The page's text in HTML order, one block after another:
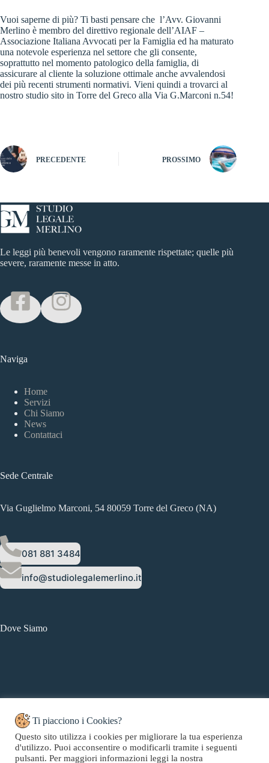
Vuoi saperne di più? Ti basti pensare che l’Avv. Giovanni
Merlino è membro del direttivo regionale dell’AIAF –
Associazione Italiana Avvocati per la Famiglia ed ha maturato
una notevole esperienza nel settore che gli consente,
soprattutto nel momento patologico della famiglia, di
assicurare al cliente la soluzione ottimale anche avvalendosi
dei più recenti strumenti normativi. Vieni quindi a trovarci al
nostro studio sito in Torre del Greco alla Via G.Marconi n.54!
PRECEDENTE PROSSIMO
Le leggi più benevoli vengono raramente rispettate; quelle più
severe, raramente messe in atto.
Naviga
Home
Servizi
Chi Siamo
News
Contattaci
Sede Centrale
Via Guglielmo Marconi, 54 80059 Torre del Greco (NA)
081 881 3484
info@studiolegalemerlino.it
Dove Siamo
Copyright © 2026 Studio Legale Merlino - Web Powered by
Ti piacciono i Cookies?
Questo sito utilizza i cookies per migliorare la tua esperienza
d'utilizzo. Puoi acconsentire o modificarli tramite i seguenti
pulsanti. Per maggiori informazioni leggi la nostra